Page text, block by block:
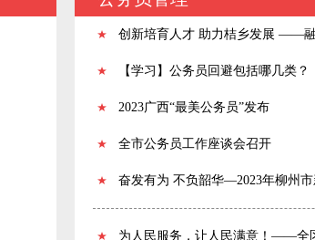
创新培育人才 助力桔乡发展 ——融
【学习】公务员回避包括哪几类？
2023广西“最美公务员”发布
全市公务员工作座谈会召开
奋发有为 不负韶华—2023年柳州
为人民服务，让人民满意！——全